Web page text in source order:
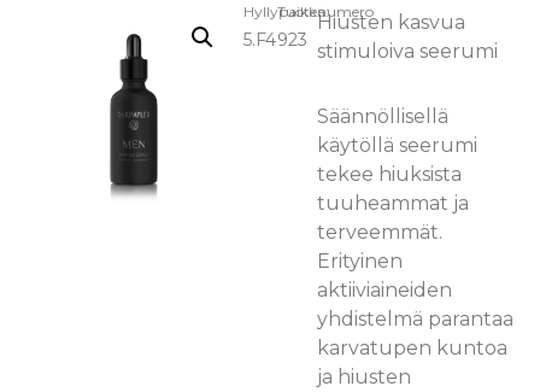
Hyllypaikka:
5.F4
Tuotenumero
923
Hiusten kasvua
stimuloiva seerumi
Säännöllisellä
käytöllä seerumi
tekee hiuksista
tuuheammat ja
terveemmät.
Erityinen
aktiiviaineiden
yhdistelmä parantaa
karvatupen kuntoa
ja hiusten